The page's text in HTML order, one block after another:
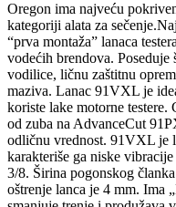
Oregon ima najveću
kategoriji alata za
“prva montaža” lanaca
vodećih brendova. Poseduje
vodilice, ličnu zaštitnu
maziva. Lanac 91VXL je
koriste lake motorne testere.
od zuba na AdvanceCut
odličnu vrednost. 91VXL je
karakteriše ga niske
3/8. Širina pogonskog
oštrenje lanca je 4 mm. Ima